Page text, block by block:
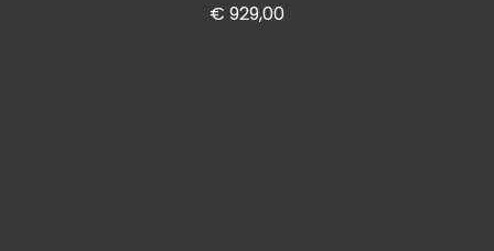
€ 929,00